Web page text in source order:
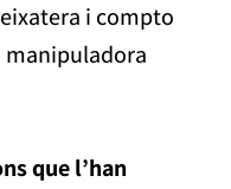
i compto
que l’han